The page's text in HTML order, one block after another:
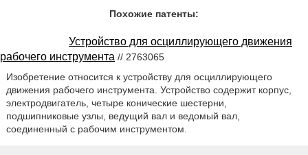
Похожие патенты:
Устройство для осциллирующего движения
рабочего инструмента // 2763065
Изобретение относится к устройству для осциллирующего
движения рабочего инструмента. Устройство содержит корпус,
электродвигатель, четыре конические шестерни,
подшипниковые узлы, ведущий вал и ведомый вал,
соединенный с рабочим инструментом.